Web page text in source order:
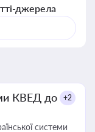
джерела
КВЕД до
+2
системи